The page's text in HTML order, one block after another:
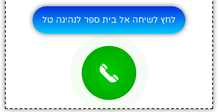
לחץ לשיחה אל בית ספר לנהיגה טל